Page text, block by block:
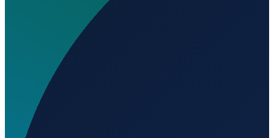
Wo liegt Aerosport Airport?
Auf welcher Höhe liegt Aerosport Airport?
Wird geladen...
4.18389
292